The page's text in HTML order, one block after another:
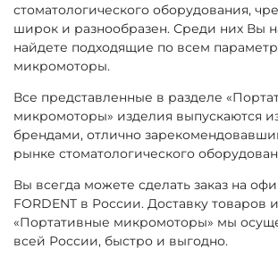
стоматологического оборудования,
широк и разнообразен. Среди них Вы
найдете подходящие по всем
микромоторы.
Все представленные в разделе
микромоторы» изделия выпускаются
брендами, отлично
рынке стоматологического
Вы всегда можете сделать заказ на
FORDENT в России. Доставку товаров
«Портативные микромоторы» мы
всей России, быстро и выгодно.